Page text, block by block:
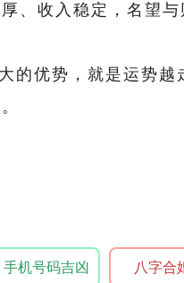
、收入稳定，名望
的优势，就是运势
手机号码吉凶 八字合